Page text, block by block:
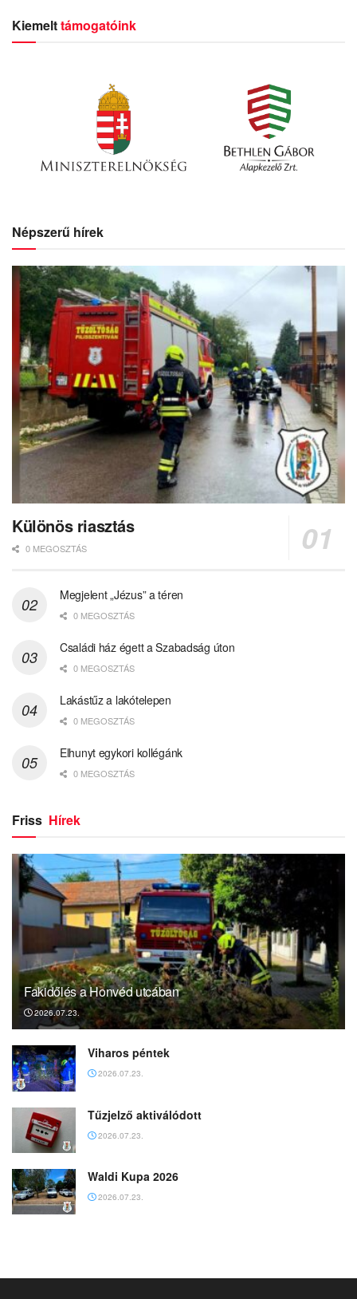
Kiemelttámogatóink
Népszerű hírek
Különös riasztás
0 MEGOSZTÁS
Megjelent „Jézus” a téren
0 MEGOSZTÁS
Családi ház égett a Szabadság úton
0 MEGOSZTÁS
Lakástűz a lakótelepen
0 MEGOSZTÁS
Elhunyt egykori kollégánk
0 MEGOSZTÁS
Friss Hírek
Fakidőlés a Honvéd utcában
2026.07.23.
Viharos péntek
2026.07.23.
Tűzjelző aktiválódott
2026.07.23.
Waldi Kupa 2026
2026.07.23.